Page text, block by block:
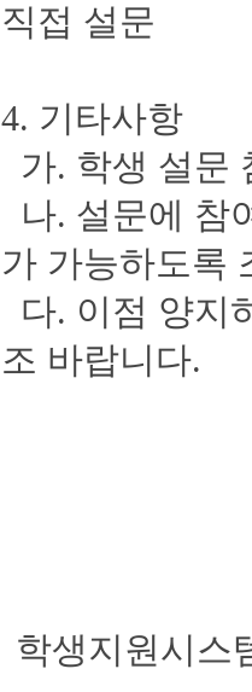
직접 설문
4. 기타사항
가. 학생 설문
나. 설문에 참
가 가능하도록
다. 이점 양지
조 바랍니다.
학생지원시스